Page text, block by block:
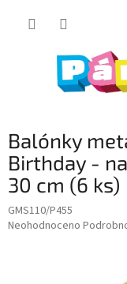
Balónky
Birthday -
30 cm (6 ks)
GMS110/P455
Průměrné
Neohodnoceno